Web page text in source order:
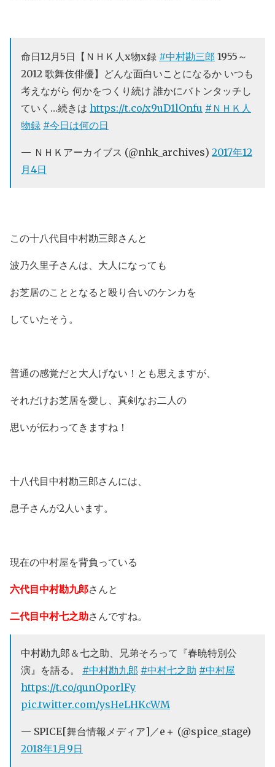
命日12月5日【ＮＨＫ人x物x録 #中村勘三郎 1955～
2012 歌舞伎俳優】どんな面白いことになるか いつも
考えながら 何かをつくり続け 誰かにバトンタッチし
ていく…続きは https://t.co/x9uD1lOnfu #ＮＨＫ人
物録 #今日は何の日
— ＮＨＫアーカイブス (@nhk_archives) 2017年12
月4日
この十八代目中村勘三郎さんと
波乃久里子さんは、大人になっても
お芝居のこととなると殴り合いのケンカを
していたそう。
普通の感覚だと大人げない！とも思えますが、
それだけお芝居を愛し、真剣なお二人の
思いが伝わってきますね！
十八代目中村勘三郎さんには、
息子さんが2人います。
現在の中村屋を背負っている
六代目中村勘九郎さんと
二代目中村七之助さんですね。
中村勘九郎＆七之助、兄弟そろって『春暁特別公
演』を語る。 #中村勘九郎 #中村七之助 #中村屋
https://t.co/qunOporlFy
pic.twitter.com/ysHeLHKcWM
— SPICE[舞台情報メディア]／e＋ (@spice_stage)
2018年1月9日